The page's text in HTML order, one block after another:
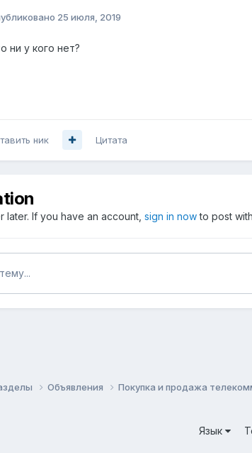
25 июля, 2019
ни у кого нет?
ник Цитата
If you have an account, sign in nowto post
Объявления Покупка и продажа
Язык